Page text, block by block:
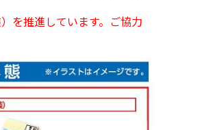
を推進しています。ご協力